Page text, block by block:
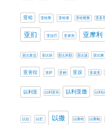
亚哈 亚哈斯 亚哈谢 亚哈随鲁 亚多
亚扪 亚拉巴 亚拿突 亚摩利
亚比拿达 亚比筛 亚比米勒 亚比该 亚比雅
亚舍拉 亚萨 亚衲 亚设 亚该亚
以利亚 以利亚实 以利亚撒 以利
以拉 以拦 以撒 以斯哈 以斯帖